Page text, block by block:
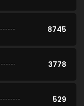
8745
3778
529